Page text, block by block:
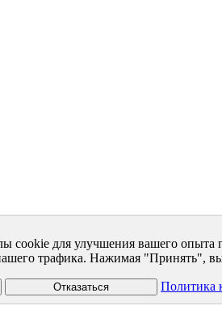
cookie для улучшения вашего опыта
трафика. Нажимая "Принять",
Отказаться Политика